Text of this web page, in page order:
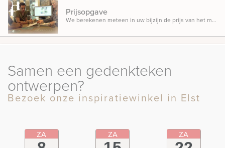
Prijsopgave
We berekenen meteen in uw bijzijn de prijs van het monument, zodat u weet waar u aan toe bent.
Samen een gedenkteken
ontwerpen?
Bezoek onze inspiratiewinkel in Elst
ZA ZA ZA